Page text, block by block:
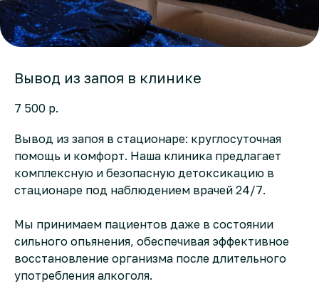
Вывод из запоя в клинике
7 500 р.
Вывод из запоя в стационаре: круглосуточная
помощь и комфорт. Наша клиника предлагает
комплексную и безопасную детоксикацию в
стационаре под наблюдением врачей 24/7.
Мы принимаем пациентов даже в состоянии
сильного опьянения, обеспечивая эффективное
восстановление организма после длительного
употребления алкоголя.